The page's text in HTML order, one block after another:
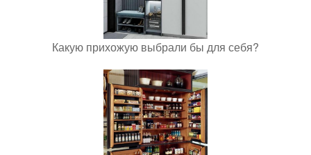
Какую прихожую выбрали бы для себя?